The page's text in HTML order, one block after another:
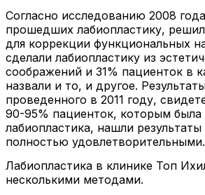
Согласно исследованию 2008
прошедших лабиопластику,
для коррекции функциональных
сделали лабиопластику из
соображений и 31% пациенток в
назвали и то, и другое.
проведенного в 2011 году,
90-95% пациенток, которым была
лабиопластика, нашли
полностью удовлетворительными.
Лабиопластика в клинике Топ
несколькими методами.